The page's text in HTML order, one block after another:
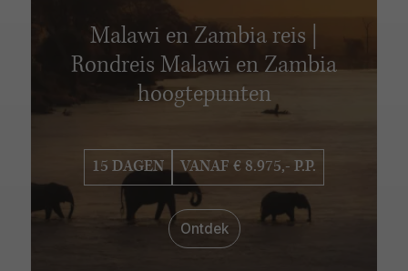
Malawi en Zambia reis |
Rondreis Malawi en Zambia
hoogtepunten
15 DAGEN VANAF € 8.975,- P.P.
Ontdek